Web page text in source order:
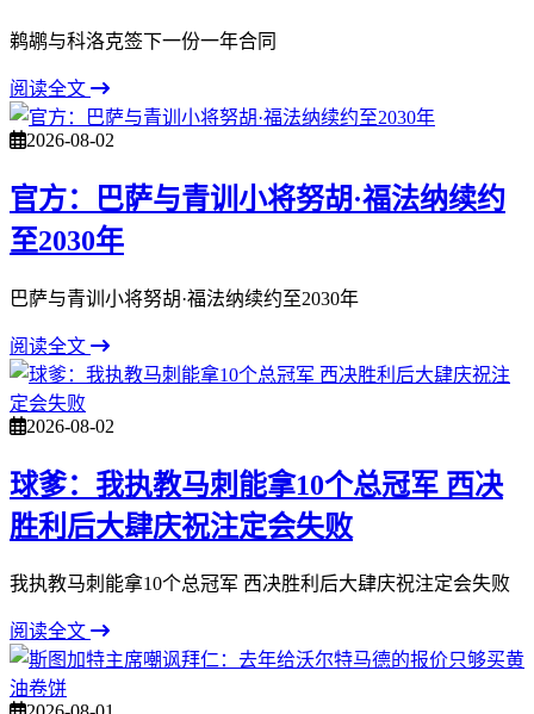
鹈鹕与科洛克签下一份一年合同
阅读全文
2026-08-02
官方：巴萨与青训小将努胡·福法纳续约
至2030年
巴萨与青训小将努胡·福法纳续约至2030年
阅读全文
2026-08-02
球爹：我执教马刺能拿10个总冠军 西决
胜利后大肆庆祝注定会失败
我执教马刺能拿10个总冠军 西决胜利后大肆庆祝注定会失败
阅读全文